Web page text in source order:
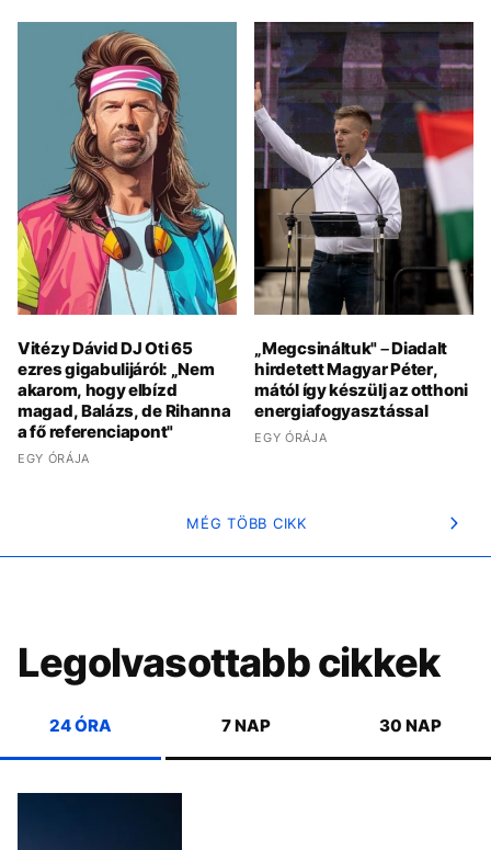
Vitézy Dávid DJ Oti 65
ezres gigabulijáról: „Nem
akarom, hogy elbízd
magad, Balázs, de Rihanna
a fő referenciapont"
EGY ÓRÁJA
„Megcsináltuk" – Diadalt
hirdetett Magyar Péter,
mától így készülj az otthoni
energiafogyasztással
EGY ÓRÁJA
MÉG TÖBB CIKK
Legolvasottabb cikkek
24 ÓRA 7 NAP 30 NAP